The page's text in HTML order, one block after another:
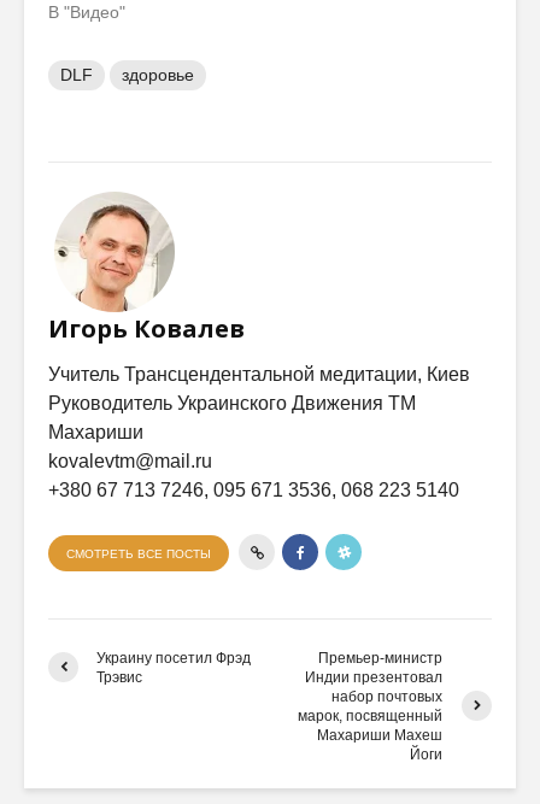
В "Видео"
DLF здоровье
Игорь Ковалев
Учитель Трансцендентальной медитации, Киев
Руководитель Украинского Движения ТМ
Махариши
kovalevtm@mail.ru
+380 67 713 7246, 095 671 3536, 068 223 5140
СМОТРЕТЬ ВСЕ ПОСТЫ
Украину посетил Фрэд
Трэвис
Премьер-министр
Индии презентовал
набор почтовых
марок, посвященный
Махариши Махеш
Йоги